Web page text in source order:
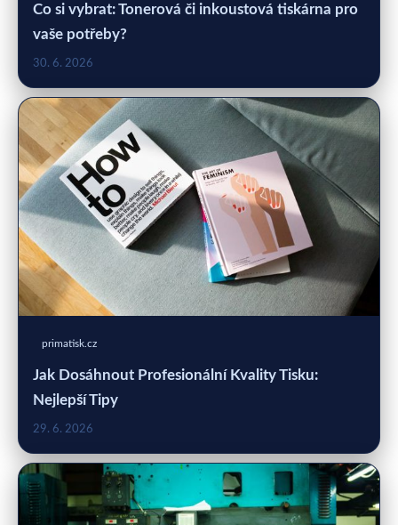
Co si vybrat: Tonerová či inkoustová tiskárna pro
vaše potřeby?
30. 6. 2026
primatisk.cz
Jak Dosáhnout Profesionální Kvality Tisku:
Nejlepší Tipy
29. 6. 2026